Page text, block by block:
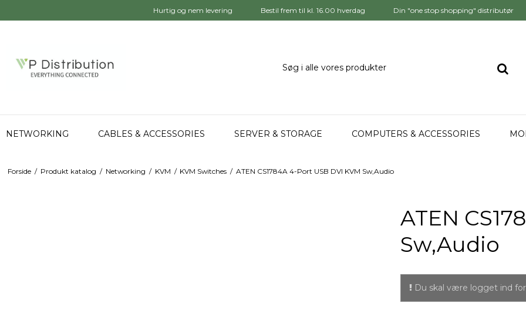
Hurtig og nem levering Bestil frem til kl. 16.00 hverdag Din "one stop shopping" distributør
NETWORKING CABLES & ACCESSORIES SERVER & STORAGE COMPUTERS & ACCESSORIES
Forside / Produkt katalog / Networking / KVM / KVM Switches / ATEN CS1784A 4-Port USB DVI KVM Sw,Audio
ATEN
Sw,Audio
Du skal være logget ind